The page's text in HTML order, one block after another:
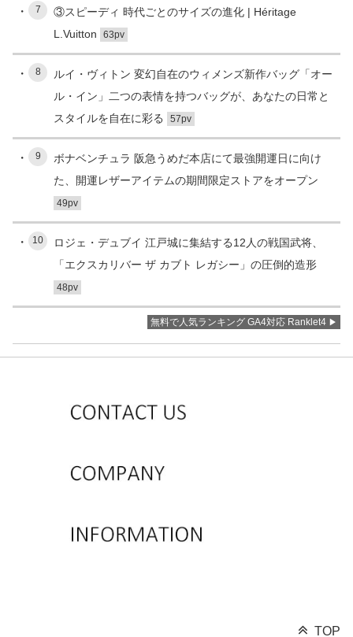
7
③スピーディ 時代ごとのサイズの進化 | Héritage
L.Vuitton
63pv
8
ルイ・ヴィトン 変幻自在のウィメンズ新作バッグ「オー
ル・イン」二つの表情を持つバッグが、あなたの日常と
スタイルを自在に彩る
57pv
9
ボナベンチュラ 阪急うめだ本店にて最強開運日に向け
た、開運レザーアイテムの期間限定ストアをオープン
49pv
10
ロジェ・デュブイ 江戸城に集結する12人の戦国武将、
「エクスカリバー ザ カブト レガシー」の圧倒的造形
48pv
無料で人気ランキング GA4対応 Ranklet4
TOP